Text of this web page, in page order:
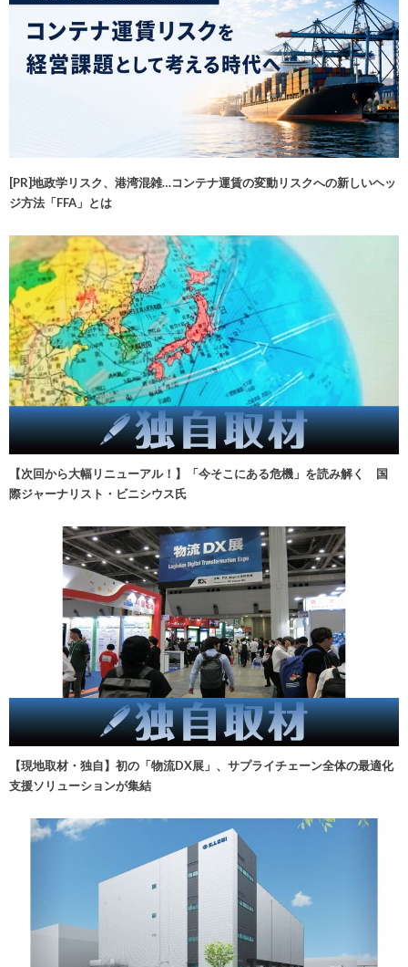
[PR]地政学リスク、港湾混雑…コンテナ運賃の変動リスクへの新しいヘッ
ジ方法「FFA」とは
【次回から大幅リニューアル！】「今そこにある危機」を読み解く 国
際ジャーナリスト・ビニシウス氏
【現地取材・独自】初の「物流DX展」、サプライチェーン全体の最適化
支援ソリューションが集結